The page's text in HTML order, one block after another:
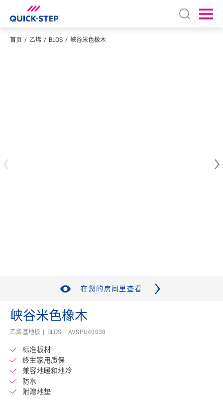
Open
首页 乙烯 BLOS 峡谷米色橡木
在您的房间里查看
峡谷米色橡木
乙烯基地板 BLOS AVSPU40038
标准板材
终生家用质保
兼容地暖和地冷
防水
附赠地垫